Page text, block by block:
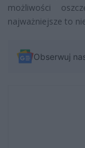
możliwości
najważniejsze to
Obserwuj